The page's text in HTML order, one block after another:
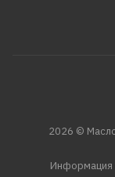
2026 ©
Информация